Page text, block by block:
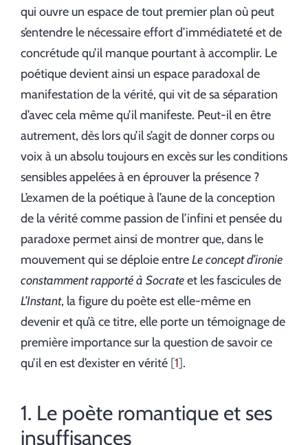
qui ouvre un espace de tout premier plan où peut
s’entendre le nécessaire effort d’immédiateté et de
concrétude qu’il manque pourtant à accomplir. Le
poétique devient ainsi un espace paradoxal de
manifestation de la vérité, qui vit de sa séparation
d’avec cela même qu’il manifeste. Peut-il en être
autrement, dès lors qu’il s’agit de donner corps ou
voix à un absolu toujours en excès sur les conditions
sensibles appelées à en éprouver la présence ?
L’examen de la poétique à l’aune de la conception
de la vérité comme passion de l’infini et pensée du
paradoxe permet ainsi de montrer que, dans le
mouvement qui se déploie entreLe concept d’ironie
constamment rapporté à Socrateet les fascicules de
L’Instant, la figure du poète est elle-même en
devenir et qu’à ce titre, elle porte un témoignage de
première importance sur la question de savoir ce
qu’il en est d’exister en vérité 1 .
1. Le poète romantique et ses
insuffisances